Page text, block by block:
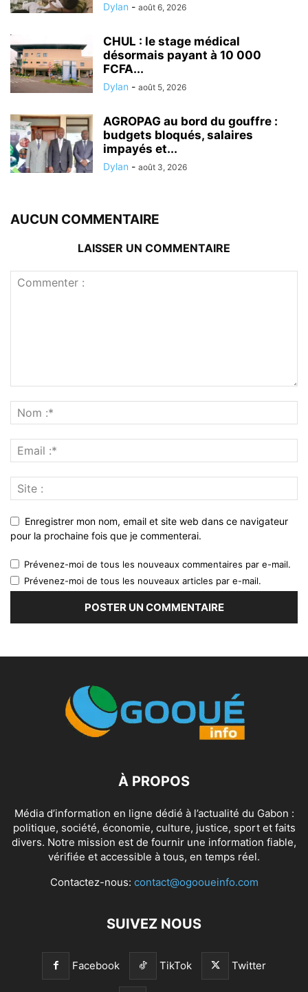
Dylan - août 6, 2026
CHUL : le stage médical
désormais payant à 10 000
FCFA...
Dylan - août 5, 2026
AGROPAG au bord du gouffre :
budgets bloqués, salaires
impayés et...
Dylan - août 3, 2026
AUCUN COMMENTAIRE
LAISSER UN COMMENTAIRE
Enregistrer mon nom, email et site web dans ce navigateur
pour la prochaine fois que je commenterai.
Prévenez-moi de tous les nouveaux commentaires par e-mail.
Prévenez-moi de tous les nouveaux articles par e-mail.
À PROPOS
Média d’information en ligne dédié à l’actualité du Gabon :
politique, société, économie, culture, justice, sport et faits
divers. Notre mission est de fournir une information fiable,
vérifiée et accessible à tous, en temps réel.
Contactez-nous: contact@ogooueinfo.com
SUIVEZ NOUS
Facebook TikTok Twitter